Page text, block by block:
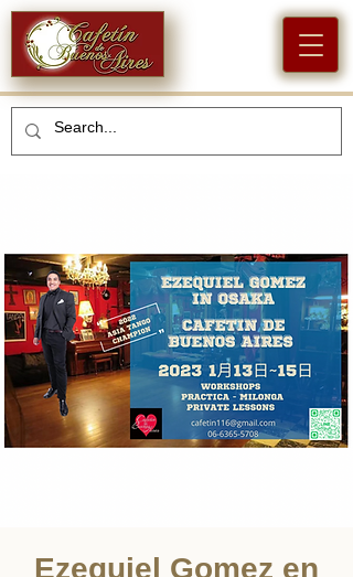
Ezequiel Gomez en